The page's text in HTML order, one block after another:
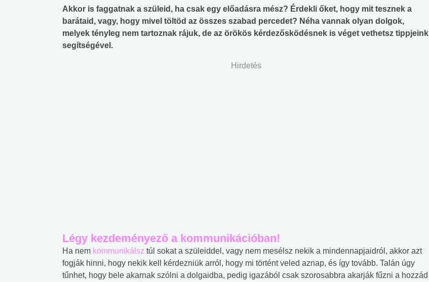
Akkor is faggatnak a szüleid, ha csak egy előadásra mész? Érdekli őket, hogy mit tesznek a
barátaid, vagy, hogy mivel töltöd az összes szabad percedet? Néha vannak olyan dolgok,
melyek tényleg nem tartoznak rájuk, de az örökös kérdezősködésnek is véget vethetsz tippjeink
segítségével.
Hirdetés
Légy kezdeményező a kommunikációban!
Ha nem kommunikálsz túl sokat a szüleiddel, vagy nem mesélsz nekik a mindennapjaidról, akkor azt
fogják hinni, hogy nekik kell kérdezniük arról, hogy mi történt veled aznap, és így tovább. Talán úgy
tűnhet, hogy bele akarnak szólni a dolgaidba, pedig igazából csak szorosabbra akarják fűzni a hozzád